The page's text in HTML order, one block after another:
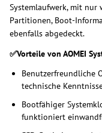
Systemlaufwerk, mit nur
Partitionen, Boot-
ebenfalls abgedeckt.
✅Vorteile von AOMEI
Benutzerfreundliche
technische
Bootfähiger
funktioniert